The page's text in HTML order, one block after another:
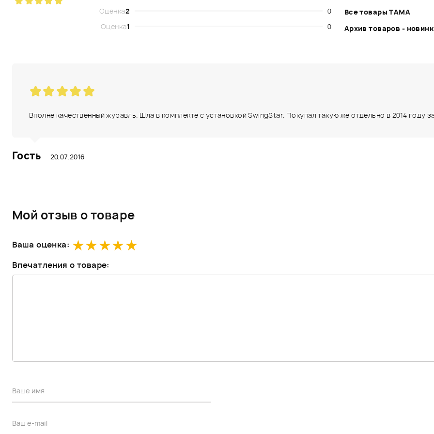
Оценка2
0
Оценка1 0
Все товары TAMA
Архив товаров -
Вполне качественный журавль. Шла в комплекте с установкой SwingStar. Покупал такую же отдельно в 2014 году
Гость 20.07.2016
Мой отзыв о товаре
Ваша оценка:
Впечатления о товаре: